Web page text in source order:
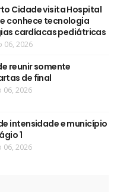
Cidade visita Hospital
conhece tecnologia
cardíacas pediátricas
06, 2026
reunir somente
de final
06, 2026
intensidade e município
1
06, 2026